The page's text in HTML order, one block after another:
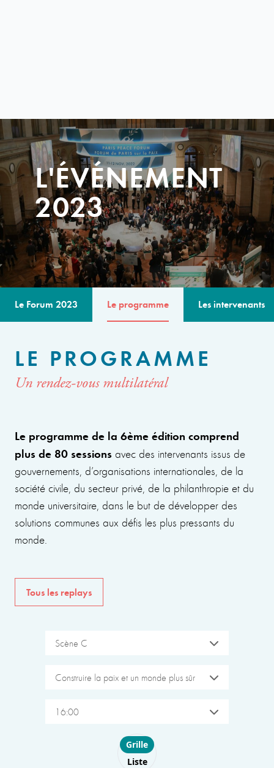
L'ÉVÉNEMENT
2023
Le Forum 2023 Le programme Les intervenants
LE PROGRAMME
Un rendez-vous multilatéral
Le programme de la 6ème édition comprend
plus de 80 sessions avec des intervenants issus de
gouvernements, d’organisations internationales, de la
société civile, du secteur privé, de la philanthropie et du
monde universitaire, dans le but de développer des
solutions communes aux défis les plus pressants du
monde.
Tous les replays
Scène C
Construire la paix et un monde plus sûr
16:00
Choose layout
Grille
Liste